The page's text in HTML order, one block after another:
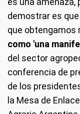
demostrar es
que obtengamos
como 'una
del sector
conferencia de
de los
la Mesa de